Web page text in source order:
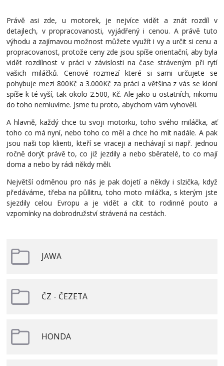
Právě asi zde, u motorek, je nejvíce vidět a znát rozdíl v
detajlech, v propracovanosti, vyjádřený i cenou. A právě tuto
výhodu a zajímavou možnost můžete využít i vy a určit si cenu a
propracovanost, protože ceny zde jsou spíše orientační, aby byla
vidět rozdílnost v práci v závislosti na čase stráveným při rytí
vašich miláčků. Cenové rozmezí které si sami určujete se
pohybuje mezi 800Kč a 3.000Kč za práci a většina z vás se kloní
spíše k té vyší, tak okolo 2.500,-Kč. Ale jako u ostatních, nikomu
do toho nemluvíme. Jsme tu proto, abychom vám vyhověli.
A hlavně, každý chce tu svoji motorku, toho svého miláčka, ať
toho co má nyní, nebo toho co měl a chce ho mít nadále. A pak
jsou naši top klienti, kteří se vraceji a nechávají si např. jednou
ročně dorýt právě to, co již jezdily a nebo sběratelé, to co mají
doma a nebo by rádi někdy měli.
Největší odměnou pro nás je pak dojetí a někdy i slzička, když
předáváme, třeba na půllitru, toho moto miláčka, s kterým jste
sjezdily celou Evropu a je vidět a cítit to rodinné pouto a
vzpomínky na dobrodružství strávená na cestách.
JAWA
ČZ - ČEZETA
HONDA